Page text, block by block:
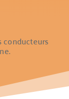
conducteurs